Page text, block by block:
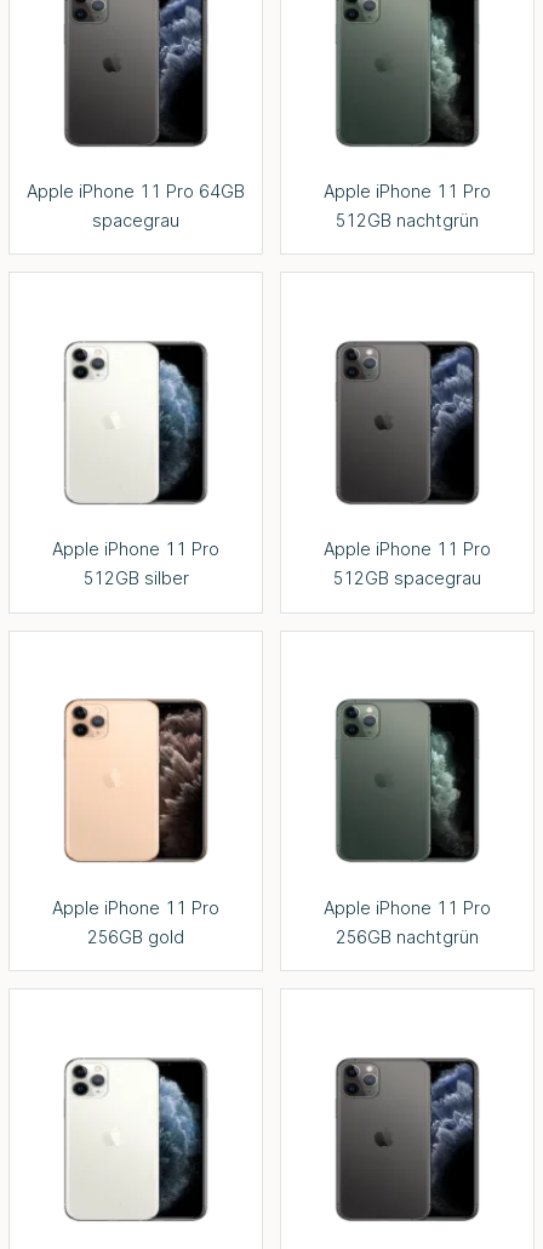
Apple iPhone 11 Pro 64GB
spacegrau
Apple iPhone 11 Pro
512GB nachtgrün
Apple iPhone 11 Pro
512GB silber
Apple iPhone 11 Pro
512GB spacegrau
Apple iPhone 11 Pro
256GB gold
Apple iPhone 11 Pro
256GB nachtgrün